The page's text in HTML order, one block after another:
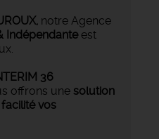
, notre Agence
Indépendante est
36
offrons une solution
vos